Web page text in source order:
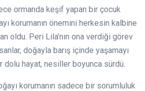
ormanda keşif yapan bir çocuk
korumanın önemini herkesin kalbine
oldu. Peri Lila’nın ona verdiği görev
doğayla barış içinde yaşamayı
dolu hayat, nesiller boyunca sürdü.
korumanın sadece bir sorumluluk